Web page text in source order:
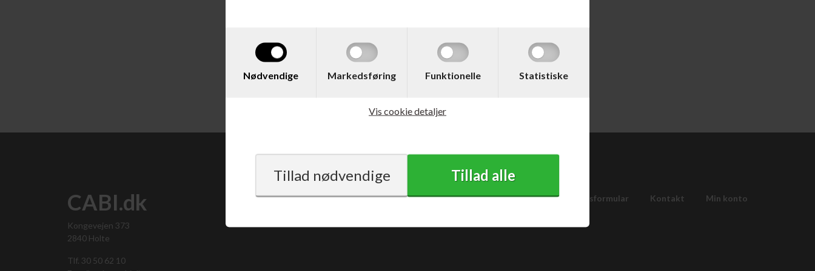
Nødvendige Markedsføring Funktionelle Statistiske
Vis cookie detaljer
Vis med moms
CABI.dk
Kongevejen 373
2840 Holte
Tlf. 30 50 62 10
Vilkår Support Fortrydelsesformular Kontakt Min konto